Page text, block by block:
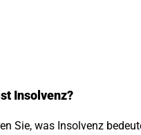
Insolvenz?
Sie, was Insolvenz